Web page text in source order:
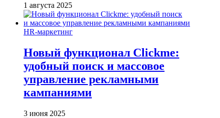
1 августа 2025
HR-маркетинг
Новый функционал Clickme:
удобный поиск и массовое
управление рекламными
кампаниями
3 июня 2025